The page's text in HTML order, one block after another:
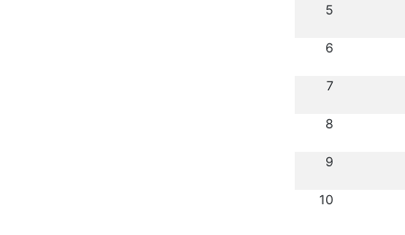
5
6
7
8
9
10